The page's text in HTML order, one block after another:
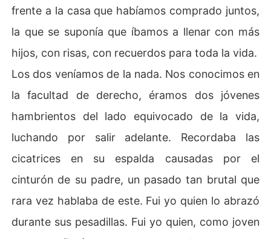
frente a la casa que habíamos comprado juntos,
la que se suponía que íbamos a llenar con más
hijos, con risas, con recuerdos para toda la vida.
Los dos veníamos de la nada. Nos conocimos en
la facultad de derecho, éramos dos jóvenes
hambrientos del lado equivocado de la vida,
luchando por salir adelante. Recordaba las
cicatrices en su espalda causadas por el
cinturón de su padre, un pasado tan brutal que
rara vez hablaba de este. Fui yo quien lo abrazó
durante sus pesadillas. Fui yo quien, como joven